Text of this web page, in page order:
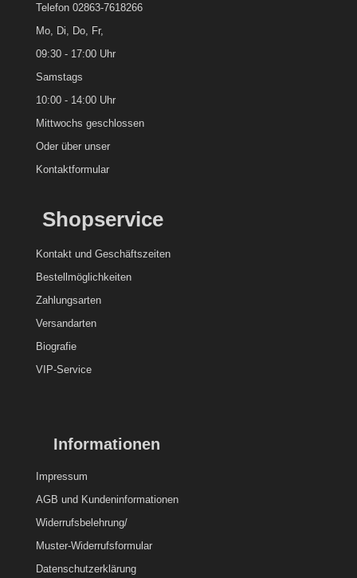
Telefon 02863-7618266
Mo, Di, Do, Fr,
09:30 - 17:00 Uhr
Samstags
10:00 - 14:00 Uhr
Mittwochs geschlossen
Oder über unser
Kontaktformular
Shopservice
Kontakt und Geschäftszeiten
Bestellmöglichkeiten
Zahlungsarten
Versandarten
Biografie
VIP-Service
Informationen
Impressum
AGB und Kundeninformationen
Widerrufsbelehrung/
Muster-Widerrufsformular
Datenschutzerklärung